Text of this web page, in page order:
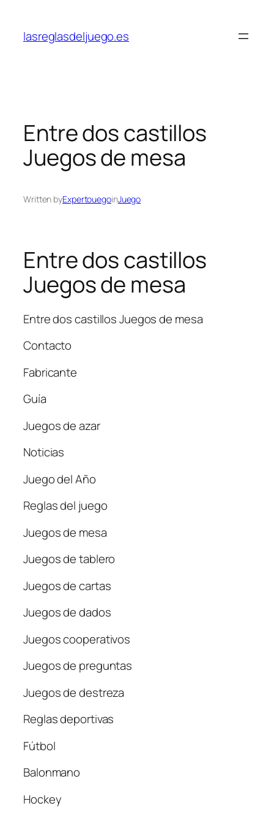
content
lasreglasdeljuego.es
Entre dos castillos
Juegos de mesa
Written byExpertouegoinJuego
Entre dos castillos
Juegos de mesa
Entre dos castillos Juegos de mesa
Contacto
Fabricante
Guía
Juegos de azar
Noticias
Juego del Año
Reglas del juego
Juegos de mesa
Juegos de tablero
Juegos de cartas
Juegos de dados
Juegos cooperativos
Juegos de preguntas
Juegos de destreza
Reglas deportivas
Fútbol
Balonmano
Hockey